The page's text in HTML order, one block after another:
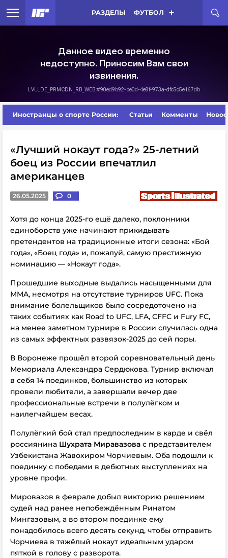
РАЗДЕЛЫ ФУТБОЛ
Иностранцы о спорте России: Статьи Комменты
«Лучший нокаут года?» 25-летний
боец из России впечатлил
американцев
26.05.2025 0
Хотя до конца 2025-го ещё далеко, поклонники
единоборств уже начинают прикидывать
претендентов на традиционные итоги сезона: «Бой
года», «Боец года» и, пожалуй, самую престижную
номинацию — «Нокаут года».
Прошедшие выходные выдались насыщенными для
MMA, несмотря на отсутствие турниров UFC. Пока
внимание болельщиков было сосредоточено на
таких событиях как Road to UFC, LFA, CFFC и Fury FC,
на менее заметном турнире в России случилась одна
из самых эффектных развязок-2025 до сей поры.
В Воронеже прошёл второй соревновательный день
Мемориала Александра Сердюкова. Турнир включал
в себя 14 поединков, большинство из которых
провели любители, а завершали вечер две
профессиональные встречи в полулёгком и
наилегчайшем весах.
Полулёгкий бой стал предпоследним в карде и свёл
россиянина Шухрата Миравазова с представителем
Узбекистана Жавохиром Чорчиевым. Оба подошли к
поединку с победами в дебютных выступлениях на
уровне профи.
Мировазов в феврале добыл викторию решением
судей над ранее непобеждённым Ринатом
Мингазовым, а во втором поединке ему
понадобилось всего десять секунд, чтобы отправить
Чорчиева в тяжёлый нокаут идеальным ударом
пяткой в голову с разворота.